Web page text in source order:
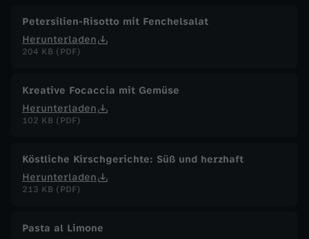
r
g
e
h
a
k
Petersilien-Risotto mit Fenchelsalat
Herunterladen
204 KB (PDF)
Kreative Focaccia mit Gemüse
Herunterladen
102 KB (PDF)
Köstliche Kirschgerichte: Süß und herzhaft
Herunterladen
213 KB (PDF)
Pasta al Limone